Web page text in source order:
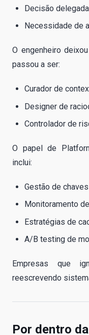
Decisão
Necessidade de
O engenheiro
passou a ser:
Curador de
Designer de
Controlador de
O papel de
inclui:
Gestão de
Monitoramento
Estratégias de
A/B testing de
Empresas que
reescrevendo
Por dentro